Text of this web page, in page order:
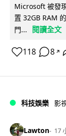
Microsoft 被發
置 32GB RAM
門...
閱讀全文
118 8 ↗
科技娛樂 影
Lawton 17